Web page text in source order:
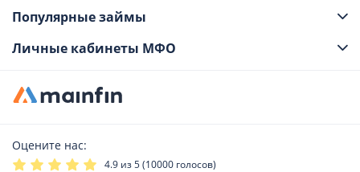
Популярные займы
Личные кабинеты МФО
Оцените нас:
4.9 из 5 (10000 голосов)